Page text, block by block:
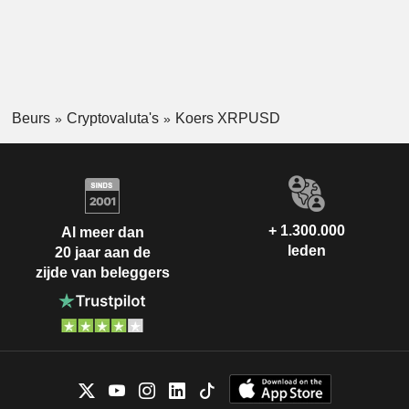
Beurs Cryptovaluta's Koers XRPUSD
Al meer dan
20 jaar aan de
zijde van beleggers
+ 1.300.000
leden